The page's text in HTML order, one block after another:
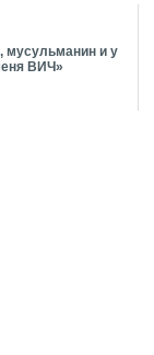
мусульманин и у
ВИЧ»